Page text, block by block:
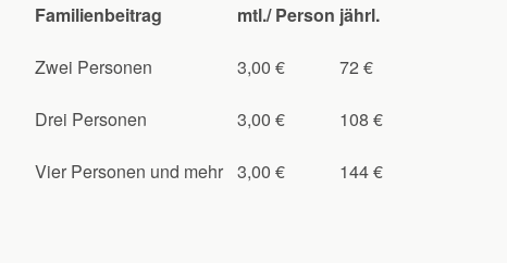
Familienbeitrag mtl./ Person jährl.
Zwei Personen 3,00 € 72 €
Drei Personen 3,00 € 108 €
Vier Personen und mehr 3,00 € 144 €